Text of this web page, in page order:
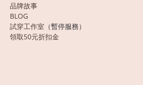
品牌故事
BLOG
試穿工作室 （暫停服務）
領取50元折扣金